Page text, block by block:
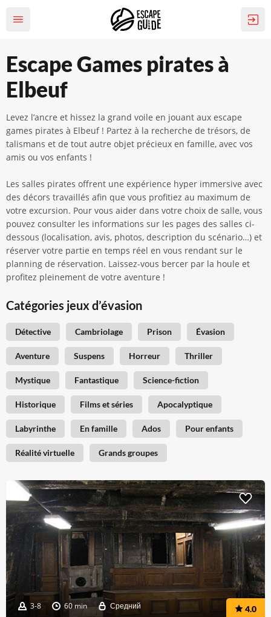
Escape Games pirates à
Elbeuf
Levez l’ancre et hissez la grand voile en jouant aux escape
games pirates à Elbeuf ! Partez à la recherche de trésors, de
talismans et de tout autre objet précieux en famille, avec vos
amis ou vos enfants !
Les salles pirates offrent une expérience hyper immersive avec
des décors travaillés afin que vous profitiez au maximum de
votre excursion. Pour vous aider dans votre choix de salle, vous
pouvez consulter les informations sur les pages des salles ci-
dessous (localisation, avis, photos, description du scénario…) et
réserver votre partie en temps réel en vous rendant sur le
planning de réservation. Laissez-vous bercer par la houle et
profitez pleinement de votre aventure !
Catégories jeux d’évasion
Détective Cambriolage Prison Évasion
Aventure Suspens Horreur Thriller
Mystique Fantastique Science-fiction
Historique Films et séries Apocalyptique
Labyrinthe En famille Ados Pour enfants
Réalité virtuelle Grands groupes
3-8 60 min Средний 4.0